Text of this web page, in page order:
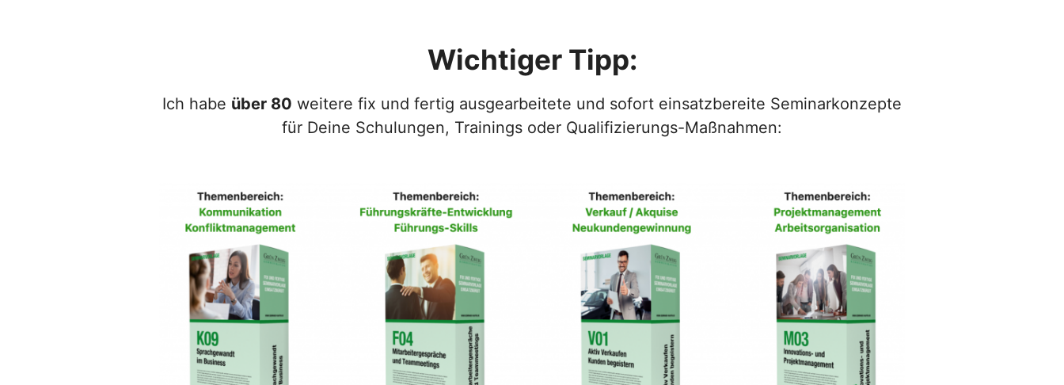
Wichtiger Tipp:
Ich habe über 80 weitere fix und fertig ausgearbeitete und sofort einsatzbereite Seminarkonzepte
für Deine Schulungen, Trainings oder Qualifizierungs-Maßnahmen: